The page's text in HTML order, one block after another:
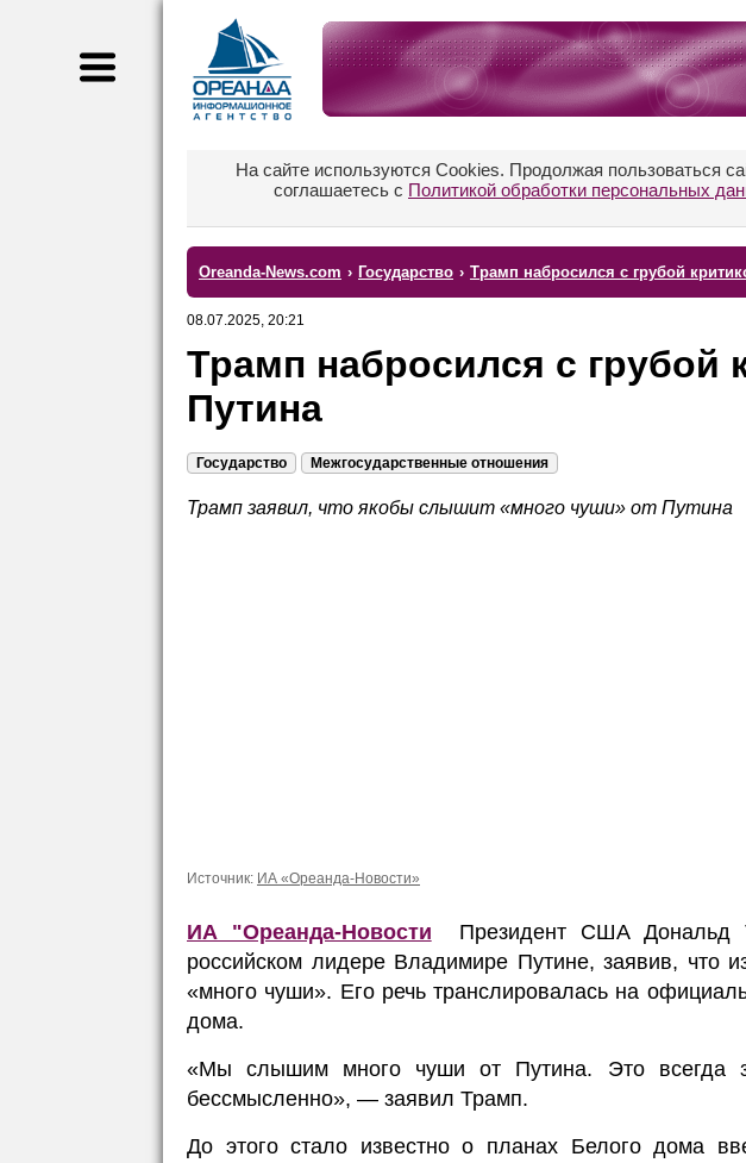
На сайте используются Cookies. Продолжая пользоваться
соглашаетесь с Политикой обработки персональных
Oreanda-News.com › Государство › Трамп набросился с грубой
08.07.2025, 20:21
Трамп набросился с грубой
Путина
Государство Межгосударственные отношения
Трамп заявил, что якобы слышит «много чуши» от Путина
Источник: ИА «Ореанда-Новости»
ИА "Ореанда-Новости
Президент США Дональд
российском лидере Владимире Путине, заявив, что
«много чуши». Его речь транслировалась на
дома.
«Мы слышим много чуши от Путина. Это всегда
бессмысленно», — заявил Трамп.
До этого стало известно о планах Белого дома